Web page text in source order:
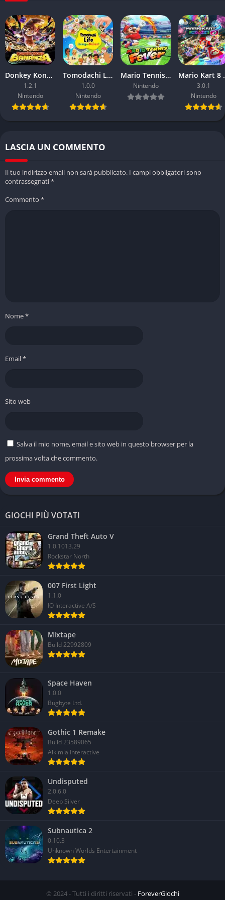
scorrevole e accessibile.
Pro e Contro
✔️ Pro
Gameplay innovativo per la serie
Esplorazione libera e coinvolgente
Sistema di cattura fluido
❌ Contro
Grafica datata
Donkey Kong Bananza
1.2.1
Nintendo
Tomodachi Life Living the Dream
1.0.0
Nintendo
Mario Tennis Fever
Nintendo
3.0.1
Nintendo
LASCIA UN COMMENTO
Il tuo indirizzo email non sarà pubblicato. I campi obbligatori sono
contrassegnati*
Commento *
Nome*
Email*
Sito web
Salva il mio nome, email e sito web in questo browser per la
prossima volta che commento.
GIOCHI PIÙ VOTATI
Grand Theft Auto V
1.0.1013.29
Rockstar North
007 First Light
1.1.0
IO Interactive A/S
Mixtape
Build 22992809
Space Haven
1.0.0
Bugbyte Ltd.
Gothic 1 Remake
Build 23589065
Alkimia Interactive
Undisputed
2.0.6.0
Deep Silver
Subnautica 2
0.10.3
Unknown Worlds Entertainment
© 2024 - Tutti i diritti riservati - ForeverGiochi